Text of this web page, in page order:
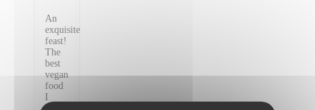
An
exquisite
feast!
The
best
vegan
food
I